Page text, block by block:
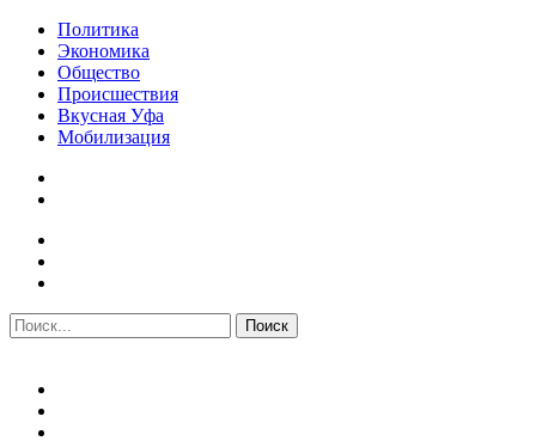
Политика
Экономика
Общество
Происшествия
Вкусная Уфа
Мобилизация